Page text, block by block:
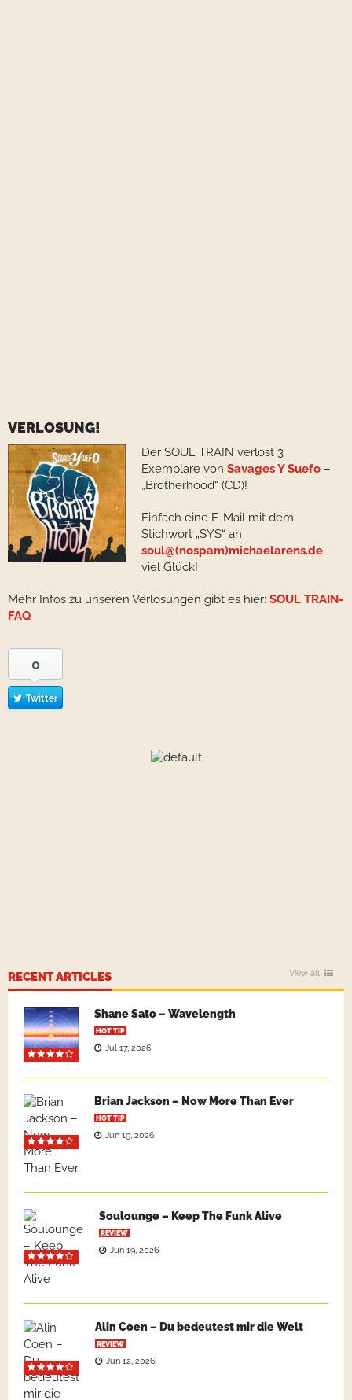
VERLOSUNG!
Der SOUL TRAIN verlost 3
Exemplare von Savages Y Suefo –
„Brotherhood“ (CD)!
Einfach eine E-Mail mit dem
Stichwort „SYS“ an
soul@(nospam)michaelarens.de –
viel Glück!
Mehr Infos zu unseren Verlosungen gibt es hier: SOUL TRAIN-
FAQ
0
Twitter
RECENT ARTICLES View all
Shane Sato – Wavelength
HOT TIP
Jul 17, 2026
Brian Jackson – Now More Than Ever
HOT TIP
Jun 19, 2026
Soulounge – Keep The Funk Alive
REVIEW
Jun 19, 2026
Alin Coen – Du bedeutest mir die Welt
REVIEW
Jun 12, 2026